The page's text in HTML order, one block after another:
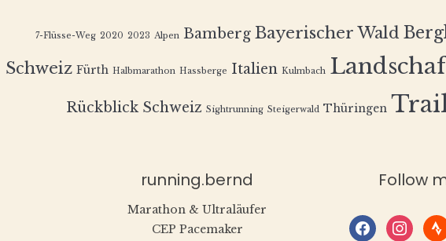
7-Flüsse-Weg 2020 2023 Alpen Bamberg Bayerischer Wald
Schweiz Fürth Halbmarathon Hassberge Italien Kulmbach
Rückblick Schweiz Sightrunning Steigerwald Thüringen
running.bernd
Marathon & Ultraläufer
CEP Pacemaker
Follow
facebook